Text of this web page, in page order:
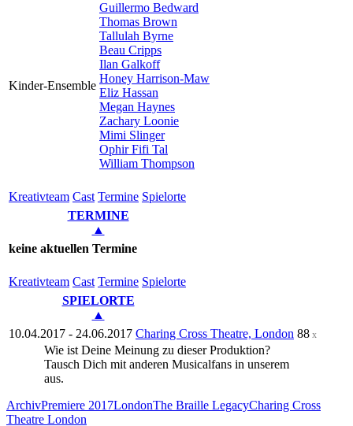
Kinder-Ensemble
Guillermo Bedward
Thomas Brown
Tallulah Byrne
Beau Cripps
Ilan Galkoff
Honey Harrison-Maw
Eliz Hassan
Megan Haynes
Zachary Loonie
Mimi Slinger
Ophir Fifi Tal
William Thompson
Kreativ­team Cast Ter­mi­ne Spielorte
TERMINE
▲
keine aktuellen Termine
Kreativ­team Cast Ter­mi­ne Spielorte
SPIELORTE
▲
10.04.2017 - 24.06.2017 Charing Cross Theatre, London 88 x
Wie ist Deine Meinung zu dieser Produktion?
Tausch Dich mit anderen Musicalfans in unserem
aus.
ArchivPremiere 2017LondonThe Braille LegacyCharing Cross
Theatre London